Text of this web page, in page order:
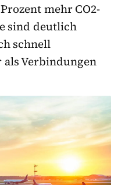
mehr CO2-
sind deutlich
schnell
als Verbindungen